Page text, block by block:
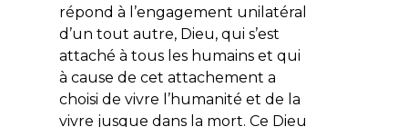
répond à l’engagement unilatéral
d’un tout autre, Dieu, qui s’est
attaché à tous les humains et qui
à cause de cet attachement a
choisi de vivre l’humanité et de la
vivre jusque dans la mort. Ce Dieu